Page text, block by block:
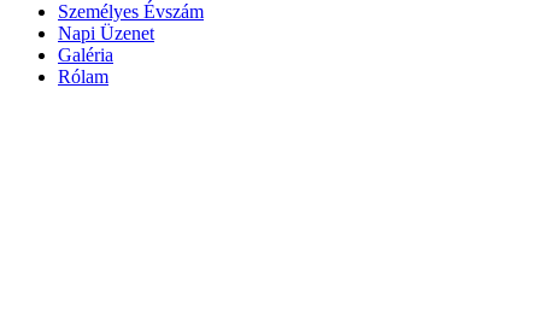
Személyes Évszám
Napi Üzenet
Galéria
Rólam